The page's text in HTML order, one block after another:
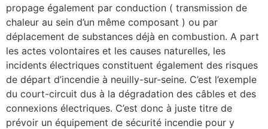
propage également par conduction ( transmission de
chaleur au sein d’un même composant ) ou par
déplacement de substances déjà en combustion. A part
les actes volontaires et les causes naturelles, les
incidents électriques constituent également des risques
de départ d’incendie à neuilly-sur-seine. C’est l’exemple
du court-circuit dus à la dégradation des câbles et des
connexions électriques. C’est donc à juste titre de
prévoir un équipement de sécurité incendie pour y